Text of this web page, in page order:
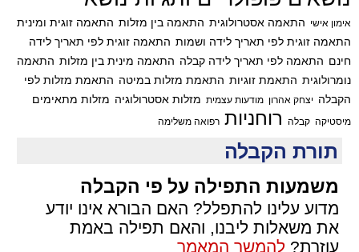
אימון אישי התאמה אסטרולוגית התאמה בין מזלות התאמה זוגית ומינית
התאמה זוגית לפי תאריך לידה ושמות התאמה זוגית לפי תאריך לידה
חינם התאמה לפי תאריך לידה קבלה התאמה מינית בין מזלות התאמה
נומרולוגית התאמת זוגיות התאמת מזלות במיטה התאמת מזלות לפי
הקבלה יצחק אהרון מודעות עצמית מזלות אסטרולוגיה מזלות מתאימים
מיסטיקה קבלה רוחניות רפואה משלימה
תורת הקבלה
משמעות התפילה על פי הקבלה
מדוע עלינו להתפלל? האם הבורא אינו יודע
את משאלות ליבנו, והאם תפילה באמת
עוזרת? להמשך המאמר